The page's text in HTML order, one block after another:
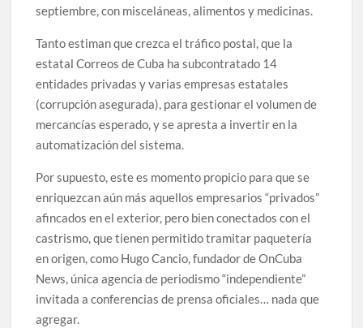
septiembre, con misceláneas, alimentos y medicinas.
Tanto estiman que crezca el tráfico postal, que la
estatal Correos de Cuba ha subcontratado 14
entidades privadas y varias empresas estatales
(corrupción asegurada), para gestionar el volumen de
mercancías esperado, y se apresta a invertir en la
automatización del sistema.
Por supuesto, este es momento propicio para que se
enriquezcan aún más aquellos empresarios “privados”
afincados en el exterior, pero bien conectados con el
castrismo, que tienen permitido tramitar paquetería
en origen, como Hugo Cancio, fundador de OnCuba
News, única agencia de periodismo “independiente”
invitada a conferencias de prensa oficiales… nada que
agregar.